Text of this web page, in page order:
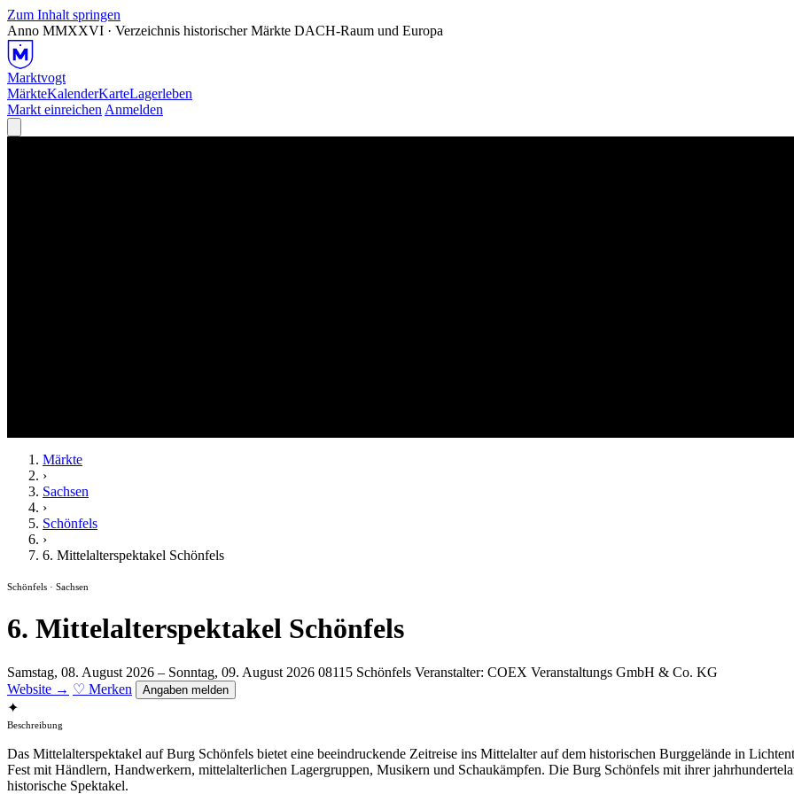
Zum Inhalt springen
Anno MMXXVI · Verzeichnis historischer Märkte DACH-Raum und Europa
Marktvogt
MärkteKalenderKarteLagerleben
Markt einreichen Anmelden
Märkte
›
Sachsen
›
Schönfels
›
6. Mittelalterspektakel Schönfels
Schönfels · Sachsen
6. Mittelalterspektakel Schönfels
Samstag, 08. August 2026 – Sonntag, 09. August 2026 08115 Schönfels Veranstalter: COEX Veranstaltungs GmbH & Co. KG
Website → ♡ Merken Angaben melden
✦
Beschreibung
Das Mittelalterspektakel auf Burg Schönfels bietet eine beeindruckende Zeitreise ins Mittelalter auf dem historischen Burggelände in
Fest mit Händlern, Handwerkern, mittelalterlichen Lagergruppen, Musikern und Schaukämpfen. Die Burg Schönfels mit ihrer
historische Spektakel.